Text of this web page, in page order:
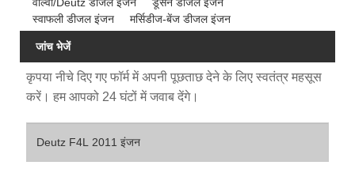
स्वाफली डीजल इंजन
मर्सिडीज-बेंज डीजल इंजन
जांच भेजें
कृपया नीचे दिए गए फॉर्म में अपनी पूछताछ देने के लिए स्वतंत्र महसूस
करें। हम आपको 24 घंटों में जवाब देंगे।